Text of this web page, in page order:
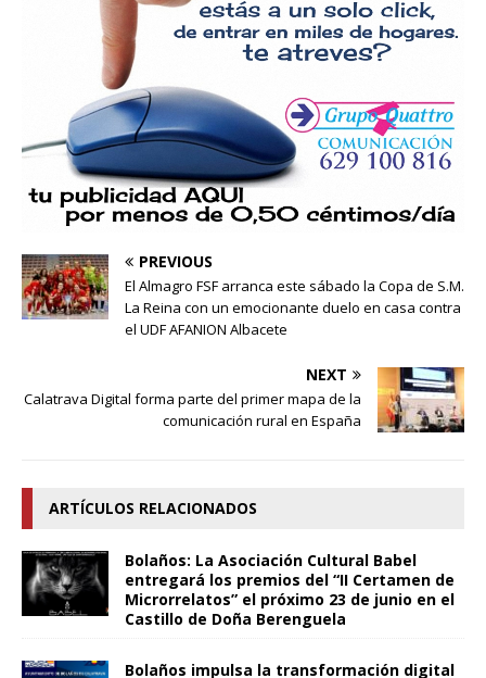
PREVIOUS
El Almagro FSF arranca este sábado la Copa de S.M.
La Reina con un emocionante duelo en casa contra
el UDF AFANION Albacete
NEXT
Calatrava Digital forma parte del primer mapa de la
comunicación rural en España
ARTÍCULOS RELACIONADOS
Bolaños: La Asociación Cultural Babel
entregará los premios del “II Certamen de
Microrrelatos” el próximo 23 de junio en el
Castillo de Doña Berenguela
Bolaños impulsa la transformación digital